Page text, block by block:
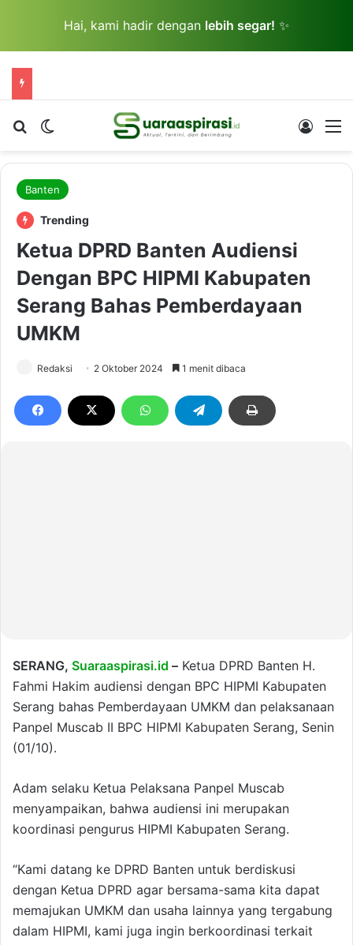
Hai, kami hadir dengan lebih segar! ✨
Cari berita...Switch skin Log In
Banten
Trending
Ketua DPRD Banten Audiensi
Dengan BPC HIPMI Kabupaten
Serang Bahas Pemberdayaan
UMKM
Redaksi 2 Oktober 2024 1 menit dibaca
SERANG, Suaraaspirasi.id – Ketua DPRD Banten H.
Fahmi Hakim audiensi dengan BPC HIPMI Kabupaten
Serang bahas Pemberdayaan UMKM dan pelaksanaan
Panpel Muscab II BPC HIPMI Kabupaten Serang, Senin
(01/10).
Adam selaku Ketua Pelaksana Panpel Muscab
menyampaikan, bahwa audiensi ini merupakan
koordinasi pengurus HIPMI Kabupaten Serang.
“Kami datang ke DPRD Banten untuk berdiskusi
dengan Ketua DPRD agar bersama-sama kita dapat
memajukan UMKM dan usaha lainnya yang tergabung
dalam HIPMI, kami juga ingin berkoordinasi terkait